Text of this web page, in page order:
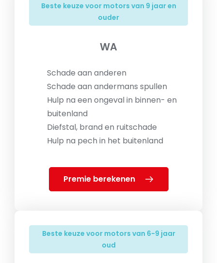
Beste keuze voor motors van 9 jaar en
ouder
WA
Schade aan anderen
Schade aan andermans spullen
Hulp na een ongeval in binnen- en
buitenland
Diefstal, brand en ruitschade
Hulp na pech in het buitenland
Premie berekenen
Beste keuze voor motors van 6-9 jaar
oud